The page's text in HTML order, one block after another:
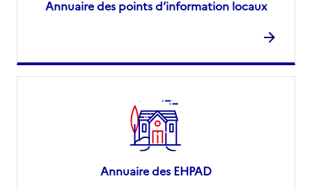
Annuaire des points d’information locaux
Annuaire des EHPAD